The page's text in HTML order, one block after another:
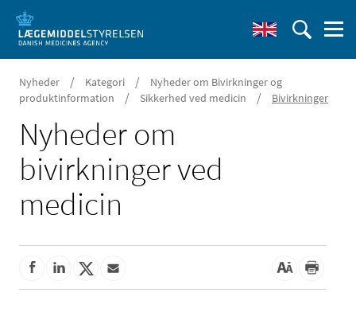
Nyheder / Kategori /
Nyheder om Bivirkninger og
produktinformation
/ Sikkerhed ved medicin / Bivirkninger
Nyheder om
bivirkninger ved
medicin